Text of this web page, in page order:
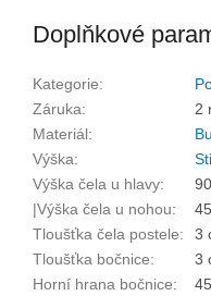
Doplňkové
Kategorie:
Záruka:
2
Materiál:
Výška:
Výška čela u hlavy:
|Výška čela u nohou:
Tloušťka čela postele:
3
Tloušťka bočnice:
3
Horní hrana bočnice: